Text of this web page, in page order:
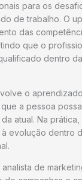
para os
de trabalho. O
das
que o
dentro
o
a pessoa
atual. Na prática,
evolução dentro
de